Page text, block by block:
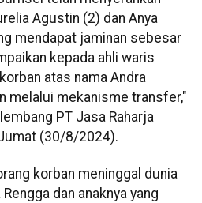
Agustin (2) dan Anya
mendapat jaminan sebesar
kepada ahli waris
atas nama Andra
melalui mekanisme transfer,"
PT Jasa Raharja
(30/8/2024).
korban meninggal dunia
dan anaknya yang